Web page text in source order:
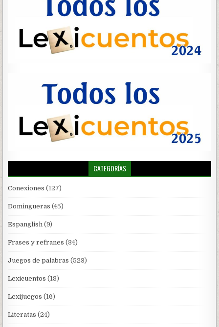
CATEGORÍAS
Conexiones (127)
Domingueras (45)
Espanglish (9)
Frases y refranes (34)
Juegos de palabras (523)
Lexicuentos (18)
Lexijuegos (16)
Literatas (24)